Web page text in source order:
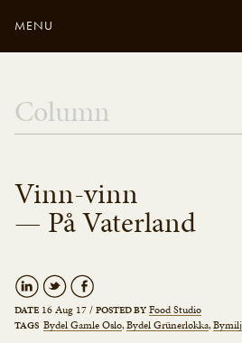
MENU
here...
Column
Vinn-vinn
— På Vaterland
DATE 16 Aug 17/ POSTED BY Food Studio
TAGS Bydel Gamle Oslo Bydel Grünerløkka